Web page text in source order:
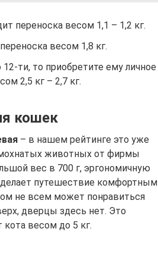
переноска весом 1,1 – 1,2 кг.
весом 1,8 кг.
ти, то приобретите ему личное
2,5 кг – 2,7 кг.
кошек
– в нашем рейтинге это уже
мохнатых животных от фирмы
вес в 700 г, эргономичную
путешествие комфортным
не всем может понравиться
дверцы здесь нет. Это
весом до 5 кг.